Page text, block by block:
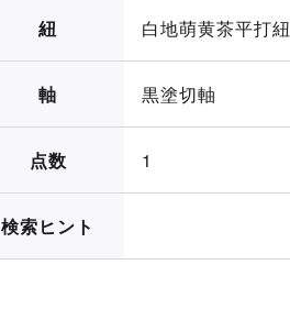
紐 白地萌黄茶平打紐
軸 黒塗切軸
点数 1
検索ヒント